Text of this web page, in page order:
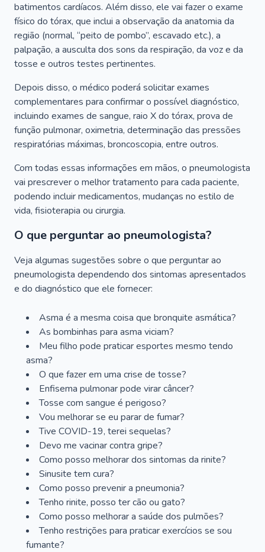
batimentos cardíacos. Além disso, ele vai fazer o exame
físico do tórax, que inclui a observação da anatomia da
região (normal, “peito de pombo”, escavado etc.), a
palpação, a ausculta dos sons da respiração, da voz e da
tosse e outros testes pertinentes.
Depois disso, o médico poderá solicitar exames
complementares para confirmar o possível diagnóstico,
incluindo exames de sangue, raio X do tórax, prova de
função pulmonar, oximetria, determinação das pressões
respiratórias máximas, broncoscopia, entre outros.
Com todas essas informações em mãos, o pneumologista
vai prescrever o melhor tratamento para cada paciente,
podendo incluir medicamentos, mudanças no estilo de
vida, fisioterapia ou cirurgia.
O que perguntar ao pneumologista?
Veja algumas sugestões sobre o que perguntar ao
pneumologista dependendo dos sintomas apresentados
e do diagnóstico que ele fornecer:
Asma é a mesma coisa que bronquite asmática?
As bombinhas para asma viciam?
Meu filho pode praticar esportes mesmo tendo
asma?
O que fazer em uma crise de tosse?
Enfisema pulmonar pode virar câncer?
Tosse com sangue é perigoso?
Vou melhorar se eu parar de fumar?
Tive COVID-19, terei sequelas?
Devo me vacinar contra gripe?
Como posso melhorar dos sintomas da rinite?
Sinusite tem cura?
Como posso prevenir a pneumonia?
Tenho rinite, posso ter cão ou gato?
Como posso melhorar a saúde dos pulmões?
Tenho restrições para praticar exercícios se sou
fumante?